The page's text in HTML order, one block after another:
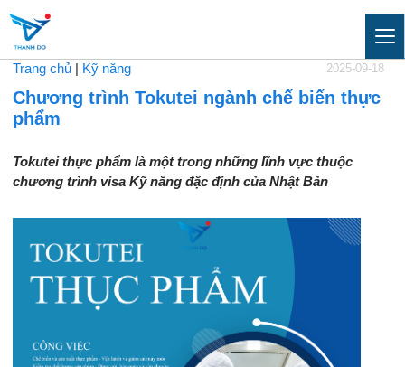
Trang chủ Kỹ năng 2025-09-18
Chương trình Tokutei ngành chế biến thực
phẩm
Tokutei thực phẩm là một trong những lĩnh vực thuộc
chương trình visa Kỹ năng đặc định của Nhật Bản